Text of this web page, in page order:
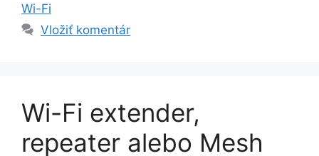
Wi-Fi
Vložiť komentár
Wi-Fi extender,
repeater alebo Mesh